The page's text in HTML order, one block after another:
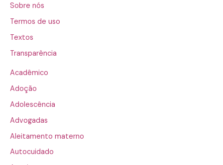
Sobre nós
Termos de uso
Textos
Transparência
Acadêmico
Adoção
Adolescência
Advogadas
Aleitamento materno
Autocuidado